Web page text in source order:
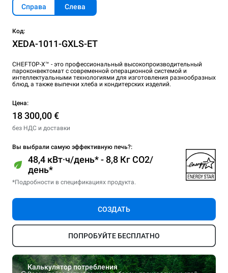
Справа Слева
Код:
XEDA-1011-GXLS-ET
CHEFTOP-X™ - это профессиональный высокопроизводительный
пароконвектомат с современной операционной системой и
интеллектуальными технологиями для изготовления разнообразных
блюд, а также выпечки хлеба и кондитерских изделий.
Цена:
18 300,00 €
без НДС и доставки
Вы выбрали самую эффективную печь?:
48,4 кВт·ч/день* - 8,8 Кг CO2/
день*
*Подробности в спецификациях продукта.
СОЗДАТЬ
ПОПРОБУЙТЕ БЕСПЛАТНО
Калькулятор потребления